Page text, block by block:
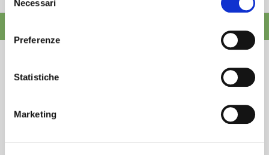
delNecessari
Preferenze
Statistiche
Marketing
tempistica predefinita e r...